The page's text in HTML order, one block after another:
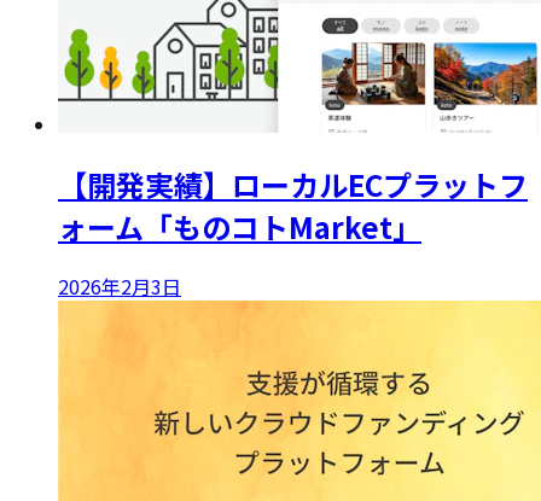
【開発実績】ローカルECプラットフ
ォーム「ものコトMarket」
2026年2月3日